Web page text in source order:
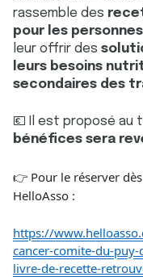
rassemble des
pour les
leur offrir des
leurs besoins
secondaires des
💶 Il est proposé au
bénéfices sera
👉 Pour le réserver
HelloAsso :
https://
cancer-comite-du-
livre-de-recette-